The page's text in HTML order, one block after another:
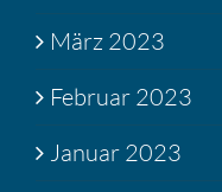
März 2023
Februar 2023
Januar 2023